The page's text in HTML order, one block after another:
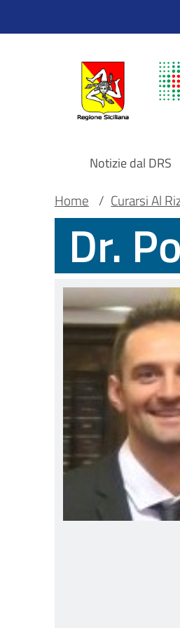
al
Sito
DRS
Notizie dal DRS
Main container
Briciole
pane
Home / Curarsi Al
Dr.